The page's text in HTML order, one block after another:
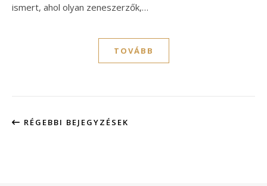
ismert, ahol olyan zeneszerzők,…
TOVÁBB
RÉGEBBI BEJEGYZÉSEK